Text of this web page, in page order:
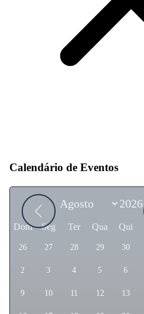
Calendário de Eventos
Dom Seg Ter Qua Qui
26 27 28 29 30
2 3 4 5 6
9 10 11 12 13